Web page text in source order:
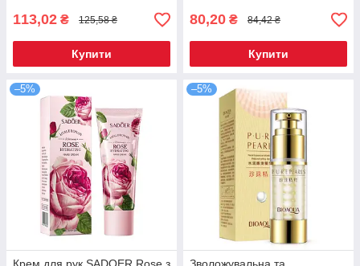
113,02 ₴ 125,58 ₴
Купити
80,20 ₴ 84,42 ₴
Купити
–5% –5%